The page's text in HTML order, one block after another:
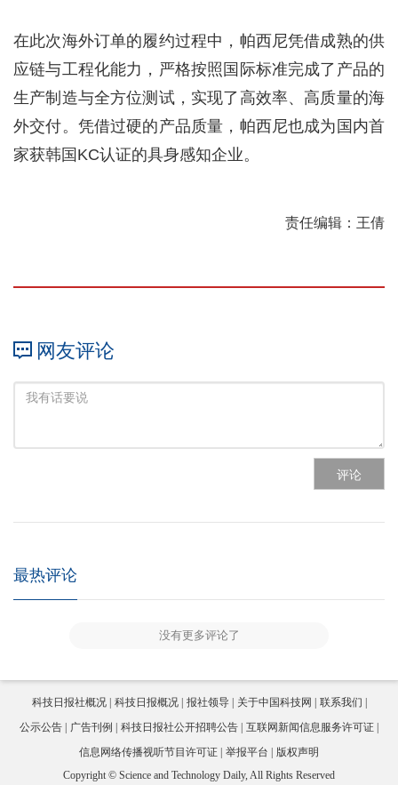
在此次海外订单的履约过程中，帕西尼凭借成熟的供
应链与工程化能力，严格按照国际标准完成了产品的
生产制造与全方位测试，实现了高效率、高质量的海
外交付。凭借过硬的产品质量，帕西尼也成为国内首
家获韩国KC认证的具身感知企业。
责任编辑：王倩
网友评论
评论
最热评论
没有更多评论了
科技日报社概况 科技日报概况 报社领导 关于中国科技网
联系我们
公示公告
广告刊例 科技日报社公开招聘公告
互联网新闻信息服务许可证
信息网络传播视听节目许可证
举报平台
版权声明
Copyright © Science and Technology Daily, All Rights Reserved